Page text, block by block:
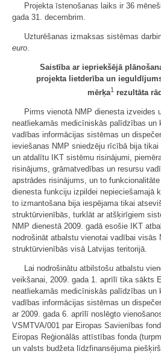
Projekta īstenošanas laiks ir 36
gada 31. decembrim.
Uzturēšanas izmaksas sistēmas
euro
Saistība ar iepriekšējā
projekta lietderība un
mērķa1 rezultāta
Pirms vienotā NMP dienesta izveides
neatliekamās medicīniskās palīdzības un
vadības informācijas sistēmas un
ieviešanas NMP sniedzēju rīcībā bija
un atdalītu IKT sistēmu risinājumi,
risinājums, grāmatvedības un resursu
apstrādes risinājums, un to
dienesta funkciju izpildei nepieciešamajā
to izmantošana bija iespējama tikai
struktūrvienībās, turklāt ar atšķirīgiem
NMP dienestā 2009. gadā esošie IKT
nodrošināt atbalstu vienotai vadībai visās
struktūrvienībās visā Latvijas teritorijā.
Lai nodrošinātu atbilstošu atbalstu
veikšanai, 2009. gada 1. aprīlī tika sākts
neatliekamās medicīniskās palīdzības un
vadības informācijas sistēmas un
ar 2009. gada 6. aprīlī noslēgto
VSMTVA/001 par Eiropas Savienības
Eiropas Reģionālās attīstības fonda
un valsts budžeta līdzfinansējuma